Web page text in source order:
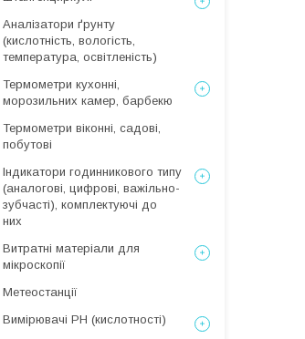
Аналізатори ґрунту
(кислотність, вологість,
температура, освітленість)
Термометри кухонні,
морозильних камер, барбекю
Термометри віконні, садові,
побутові
Індикатори годинникового типу
(аналогові, цифрові, важільно-
зубчасті), комплектуючі до
них
Витратні матеріали для
мікроскопії
Метеостанції
Вимірювачі РН (кислотності)